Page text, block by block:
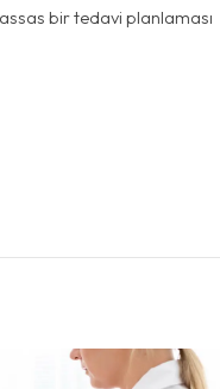
bir tedavi planlaması